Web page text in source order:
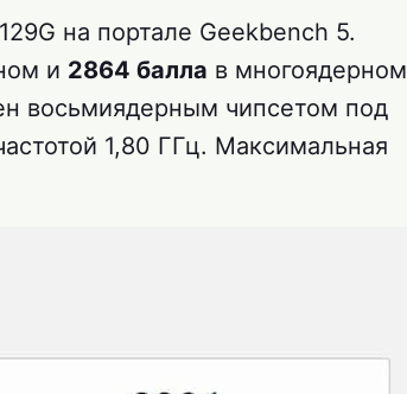
на портале Geekbench 5.
и 2864 балла в многоядерном
восьмиядерным чипсетом под
1,80 ГГц. Максимальная